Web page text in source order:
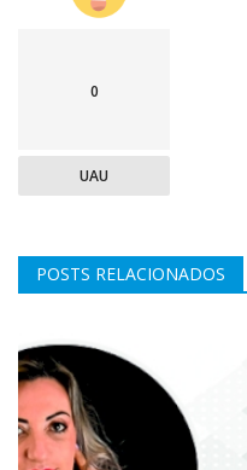
0
UAU
POSTS RELACIONADOS